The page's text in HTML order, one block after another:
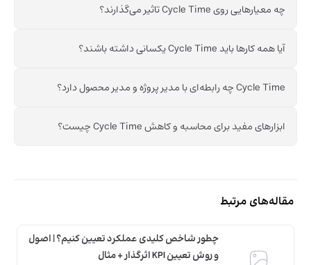
چه معیارهایی روی Cycle Time تاثیر می‌گذارند؟
آیا همه کارها باید Cycle Time یکسانی داشته باشند؟
Cycle Time چه رابطه‌ای با مدیر پروژه و مدیر محصول دارد؟
ابزارهای مفید برای محاسبه و کاهش Cycle Time چیست؟
مقاله‌های مرتبط
چطور شاخص کلیدی عملکرد تعیین کنیم؟ | اصول
و روش تعیین KPI اثرگذار + مثال